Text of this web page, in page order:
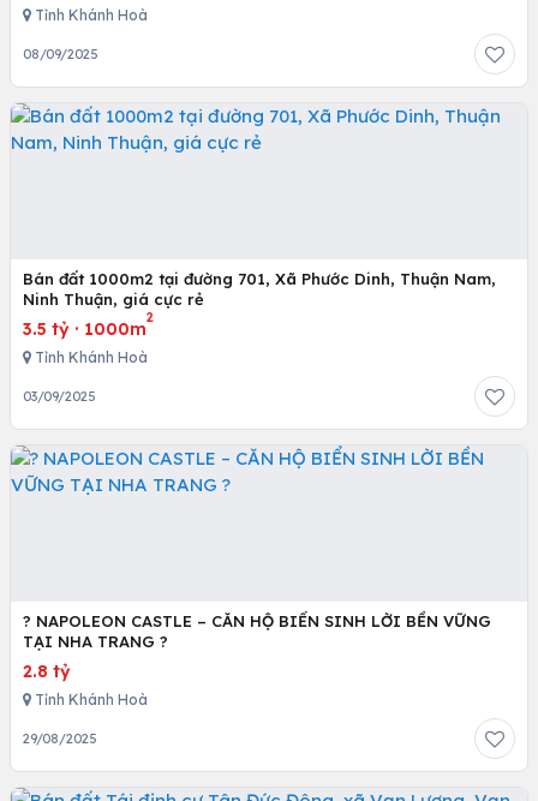
Tỉnh Khánh Hoà
08/09/2025
Bán đất 1000m2 tại đường 701, Xã Phước Dinh, Thuận Nam,
Ninh Thuận, giá cực rẻ
3.5 tỷ · 1000m
2
Tỉnh Khánh Hoà
03/09/2025
? NAPOLEON CASTLE – CĂN HỘ BIỂN SINH LỜI BỀN VỮNG
TẠI NHA TRANG ?
2.8 tỷ
Tỉnh Khánh Hoà
29/08/2025